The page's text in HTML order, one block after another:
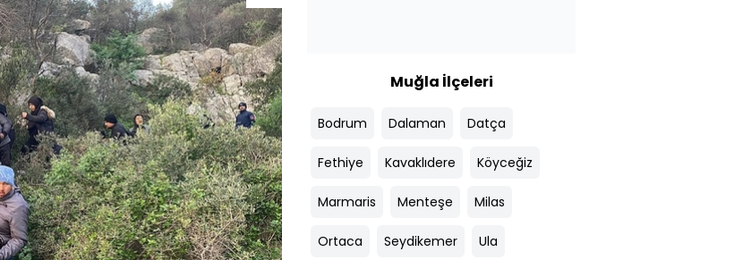
Muğla İlçeleri
Bodrum Dalaman Datça
Fethiye Kavaklıdere Köyceğiz
Marmaris Menteşe Milas
Ortaca Seydikemer Ula